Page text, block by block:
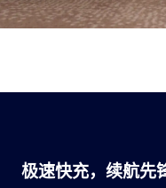
极速快充，续航先